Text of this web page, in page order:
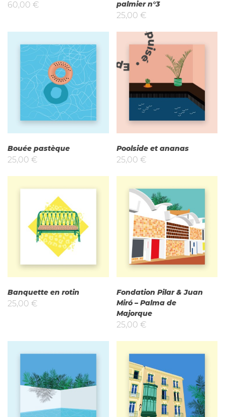
60,00 € palmier n°3
25,00 €
Bouée pastèque
25,00 €
Epuisé
Poolside et ananas
25,00 €
Banquette en rotin
25,00 €
Fondation Pilar & Juan
Miró – Palma de
Majorque
25,00 €